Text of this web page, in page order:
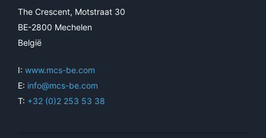
The Crescent, Motstraat 30
BE-2800 Mechelen
België
I: www.mcs-be.com
E: info@mcs-be.com
T: +32 (0)2 253 53 38